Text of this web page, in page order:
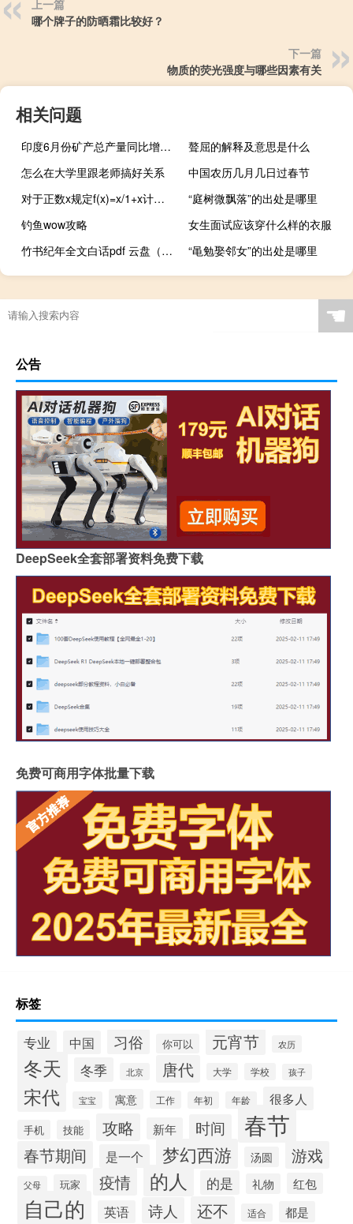
上一篇
哪个牌子的防晒霜比较好？
下一篇
物质的荧光强度与哪些因素有关
相关问题
印度6月份矿产总产量同比增长7.6%
聱屈的解释及意思是什么
怎么在大学里跟老师搞好关系
中国农历几月几日过春节
对于正数x规定f(x)=x/1+x计算;f(2)十f(3)
“庭树微飘落”的出处是哪里
钓鱼wow攻略
女生面试应该穿什么样的衣服
竹书纪年全文白话pdf 云盘（竹书纪年全文及翻译）
“黾勉娶邻女”的出处是哪里
☚
公告
DeepSeek全套部署资料免费下载
免费可商用字体批量下载
标签
专业 中国 习俗 你可以 元宵节 农历
冬天 冬季 北京 唐代 大学 学校 孩子
宋代 宝宝 寓意 工作 年初 年龄 很多人
手机 技能 攻略 新年 时间 春节
春节期间 是一个 梦幻西游 汤圆 游戏
父母 玩家 疫情 的人 的是 礼物 红包
自己的 英语 诗人 还不 适合 都是